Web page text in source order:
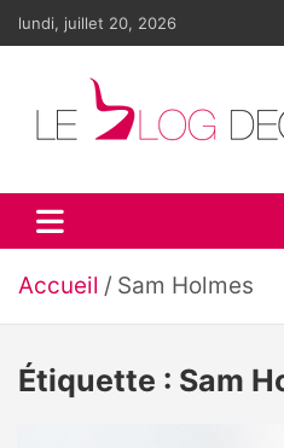
Aller
lundi, juillet 20, 2026
Le blog déco
LE blog de la décoration
Accueil Sam Holmes
Étiquette : Sam